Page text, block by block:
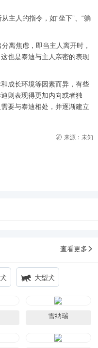
主人的指令，如“坐下”、“躺
离焦虑，即当主人离开时，
也是泰迪与主人亲密的表现
成长环境等因素而异，有些
则表现得更加内向或者独
要与泰迪相处，并逐渐建立
来源：未知
查看更多
大型犬
雪纳瑞